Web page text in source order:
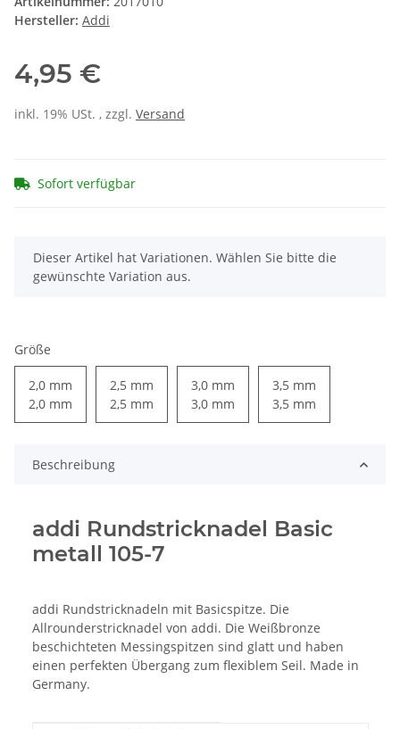
Hersteller: Addi
4,95 €
inkl. 19% USt. , zzgl. Versand
Sofort verfügbar
x
Dieser Artikel hat Variationen. Wählen Sie bitte die
gewünschte Variation aus.
Größe
2,0 mm
2,0 mm
2,5 mm
2,5 mm
3,0 mm
3,0 mm
3,5 mm
3,5 mm
Beschreibung
addi Rundstricknadel Basic
metall 105-7
addi Rundstricknadeln mit Basicspitze. Die
Allrounderstricknadel von addi. Die Weißbronze
beschichteten Messingspitzen sind glatt und haben
einen perfekten Übergang zum flexiblem Seil. Made in
Germany.